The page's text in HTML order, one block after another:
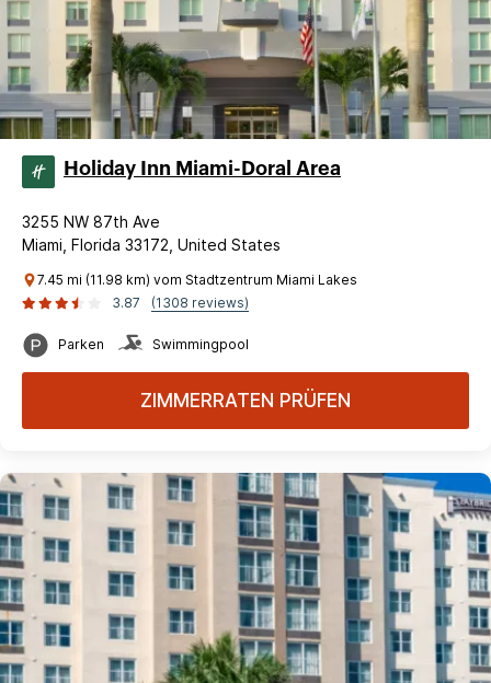
Holiday Inn Miami-Doral Area
3255 NW 87th Ave
Miami, Florida 33172, United States
7.45 mi (11.98 km) vom Stadtzentrum Miami Lakes
3.87
(1308 reviews)
Parken Swimmingpool
ZIMMERRATEN PRÜFEN